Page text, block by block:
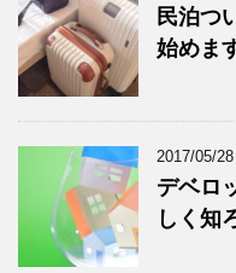
民泊つ
始めま
2017/05/28
デベロ
しく知